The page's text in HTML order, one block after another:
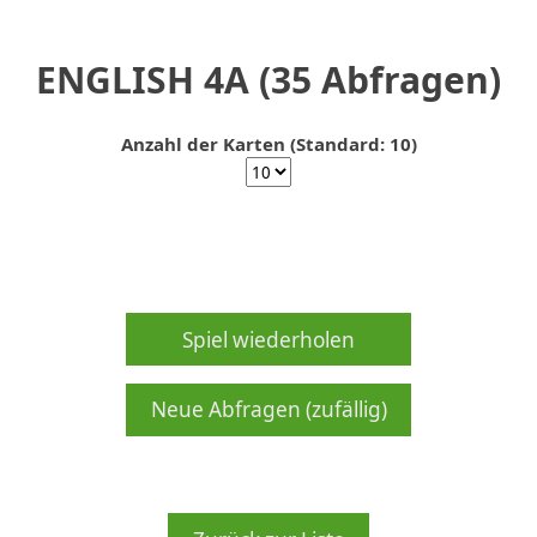
ENGLISH 4A (35 Abfragen)
Anzahl der Karten (Standard: 10)